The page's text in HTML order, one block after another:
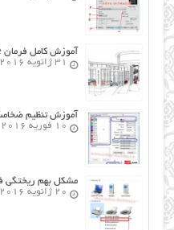
آموزش کامل فرمان Scale در اتوکد
31 ژانویه 2016
آموزش تنظیم
10 فوریه 2016
مشکل بهم ریختگی
20 ژانویه 2016